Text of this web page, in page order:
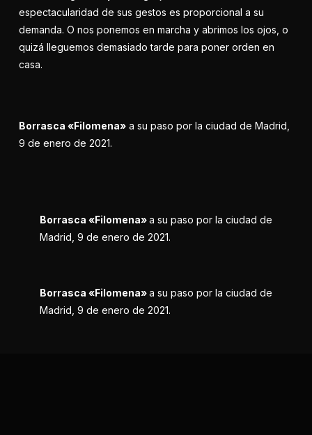
espectacularidad de sus gestos es proporcional a su
demanda. O nos ponemos en marcha y abrimos los ojos, o
quizá lleguemos demasiado tarde para poner orden en
casa.
Borrasca «Filomena»a su paso por la ciudad de Madrid,
9 de enero de 2021.
Borrasca «Filomena»a su paso por la ciudad de
Madrid, 9 de enero de 2021.
Borrasca «Filomena»a su paso por la ciudad de
Madrid, 9 de enero de 2021.